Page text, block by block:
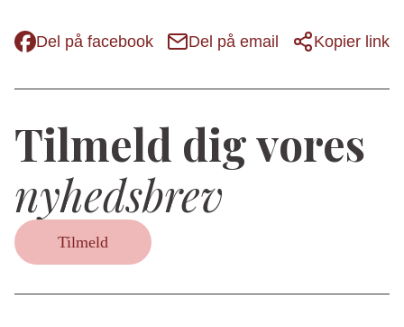
Del på facebook Del på email Kopier link
Tilmeld dig vores
nyhedsbrev
Tilmeld